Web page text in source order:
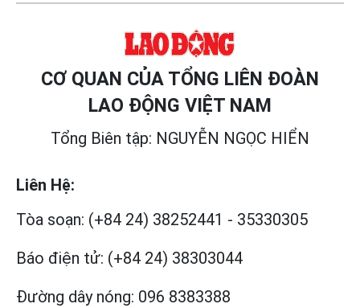
CƠ QUAN CỦA TỔNG LIÊN ĐOÀN
LAO ĐỘNG VIỆT NAM
Tổng Biên tập: NGUYỄN NGỌC HIỂN
Liên Hệ:
Tòa soạn: (+84 24) 38252441 - 35330305
Báo điện tử: (+84 24) 38303044
Đường dây nóng: 096 8383388